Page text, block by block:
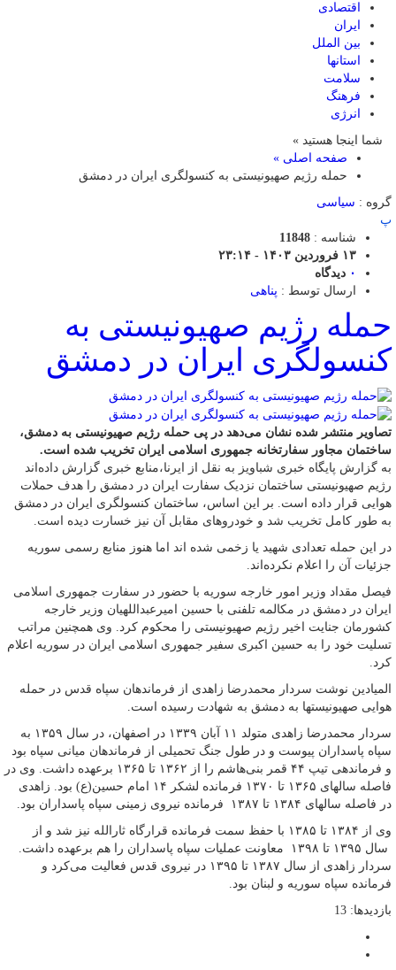
اقتصادی
ایران
بین الملل
استانها
سلامت
فرهنگ
انرژی
شما اینجا هستید »
صفحه اصلی »
حمله رژیم صهیونیستی به کنسولگری ایران در دمشق
گروه : سیاسی
پ
شناسه : 11848
۱۳ فروردین ۱۴۰۳ - ۲۳:۱۴
۰ دیدگاه
ارسال توسط : پناهی
حمله رژیم صهیونیستی به
کنسولگری ایران در دمشق
تصاویر منتشر شده نشان می‌دهد در پی حمله رژیم صهیونیستی به دمشق،
ساختمان مجاور سفارتخانه جمهوری اسلامی ایران تخریب شده است.
به گزارش پایگاه خبری شباویز به نقل از ایرنا،منابع خبری گزارش داده‌اند
رژیم صهیونیستی ساختمان نزدیک سفارت ایران در دمشق را هدف حملات
هوایی قرار داده‌ است. بر این اساس، ساختمان کنسولگری ایران در دمشق
به طور کامل تخریب شد و خودروهای مقابل آن نیز خسارت دیده است.
در این حمله تعدادی شهید یا زخمی شده اند اما هنوز منابع رسمی سوریه
جزئیات آن را اعلام نکرده‌اند.
فیصل مقداد وزیر امور خارجه سوریه با حضور در سفارت جمهوری اسلامی
ایران در دمشق در مکالمه تلفنی با حسین امیرعبداللهیان وزیر خارجه
کشورمان جنایت اخیر رژیم صهیونیستی را محکوم کرد. وی همچنین مراتب
تسلیت خود را به حسین اکبری سفیر جمهوری اسلامی ایران در سوریه اعلام
کرد.
المیادین نوشت سردار محمدرضا زاهدی از فرماندهان سپاه قدس در حمله
هوایی صهیونیستها به دمشق به شهادت رسیده است.
سردار محمدرضا زاهدی متولد ۱۱ آبان ۱۳۳۹ در اصفهان، در سال ۱۳۵۹ به
سپاه پاسداران پیوست و در طول جنگ تحمیلی از فرماندهان میانی سپاه بود
و فرماندهی تیپ ۴۴ قمر بنی‌هاشم را از ۱۳۶۲ تا ۱۳۶۵ برعهده داشت. وی در
فاصله سالهای ۱۳۶۵ تا ۱۳۷۰ فرمانده لشکر ۱۴ امام حسین(ع) بود. زاهدی
در فاصله سالهای ۱۳۸۴ تا ۱۳۸۷ فرمانده نیروی زمینی سپاه پاسداران بود.
وی از ۱۳۸۴ تا ۱۳۸۵ با حفظ سمت فرمانده قرارگاه ثارالله نیز شد و از
سال ۱۳۹۵ تا ۱۳۹۸ معاونت عملیات سپاه پاسداران را هم برعهده داشت.
سردار زاهدی از سال ۱۳۸۷ تا ۱۳۹۵ در نیروی قدس فعالیت می‌کرد و
فرمانده سپاه سوریه و لبنان بود.
بازدیدها: 13